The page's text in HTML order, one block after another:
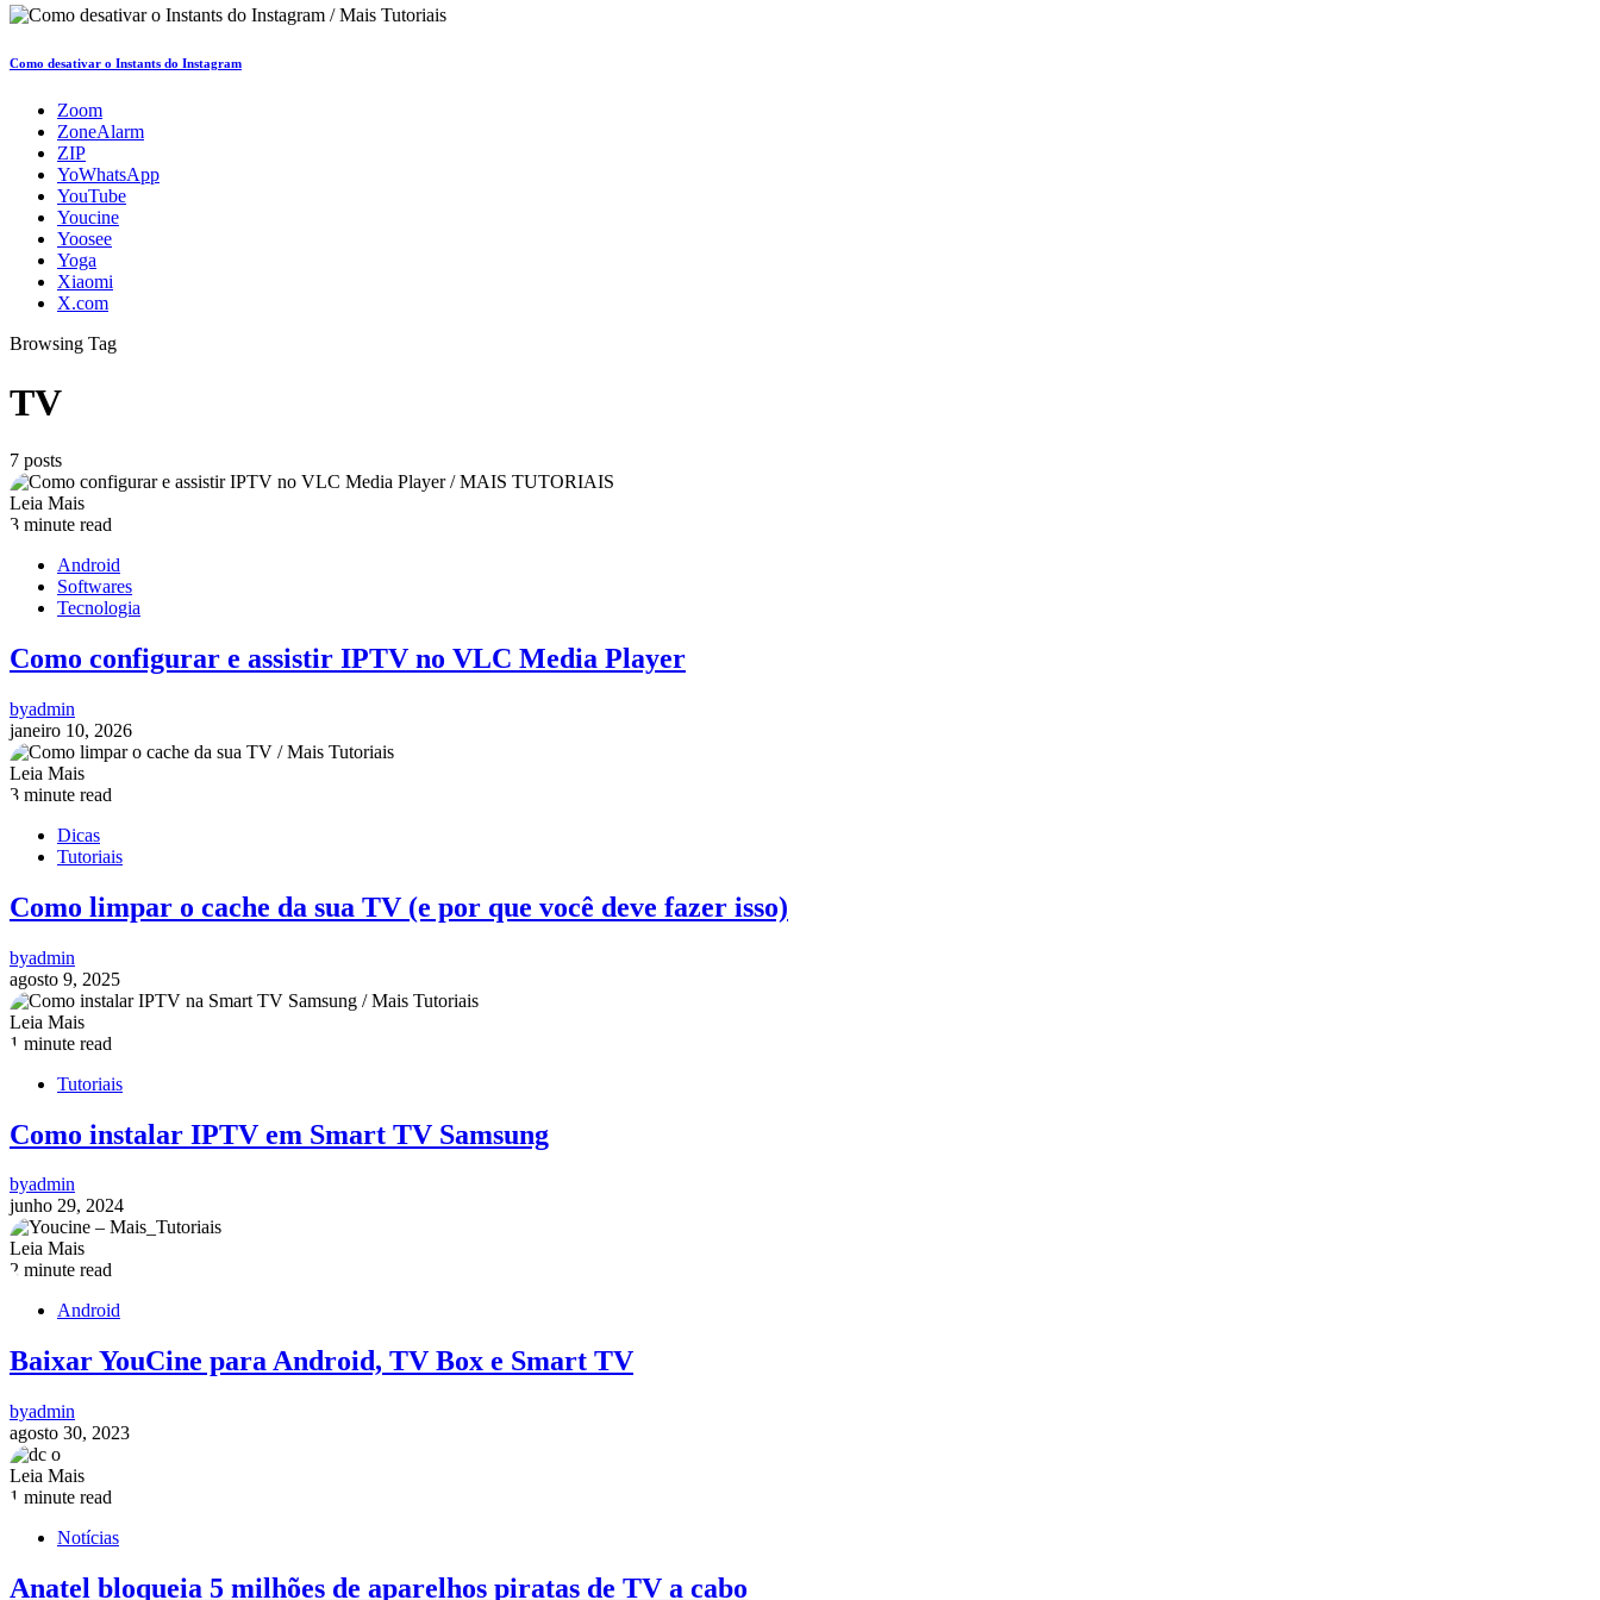
Como desativar o Instants do Instagram
Zoom
ZoneAlarm
ZIP
YoWhatsApp
YouTube
Youcine
Yoosee
Yoga
Xiaomi
X.com
Browsing Tag
TV
7 posts
Leia Mais
3 minute read
Android
Softwares
Tecnologia
Como configurar e assistir IPTV no VLC Media Player
byadmin
janeiro 10, 2026
Leia Mais
3 minute read
Dicas
Tutoriais
Como limpar o cache da sua TV (e por que você deve fazer isso)
byadmin
agosto 9, 2025
Leia Mais
1 minute read
Tutoriais
Como instalar IPTV em Smart TV Samsung
byadmin
junho 29, 2024
Leia Mais
2 minute read
Android
Baixar YouCine para Android, TV Box e Smart TV
byadmin
agosto 30, 2023
Leia Mais
1 minute read
Notícias
Anatel bloqueia 5 milhões de aparelhos piratas de TV a cabo